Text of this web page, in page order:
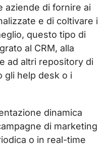
aziende di fornire ai
e di coltivare i
questo tipo di
al CRM, alla
ad altri repository di
gli help desk o i
dinamica
di marketing
o in real-time